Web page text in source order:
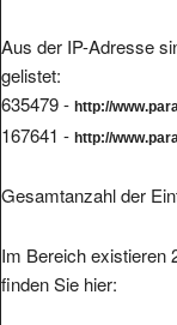
Aus der IP-Adresse
gelistet:
635479 - http://
167641 - http://
Gesamtanzahl der
Im Bereich existieren
finden Sie hier: